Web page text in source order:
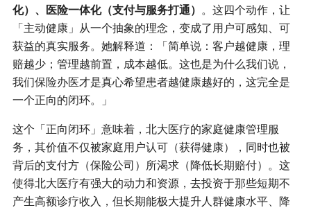
化）、医险一体化（支付与服务打通） 。这四个动作，让
「主动健康」从一个抽象的理念，变成了用户可感知、可
获益的真实服务。她解释道：「简单说：客户越健康，理
赔越少；管理越前置，成本越低。这也是为什么我们说，
我们保险办医才是真心希望患者越健康越好的，这完全是
一个正向的闭环。」
这个「正向闭环」意味着，北大医疗的家庭健康管理服
务，其价值不仅被家庭用户认可（获得健康），同时也被
背后的支付方（保险公司）所渴求（降低长期赔付）。这
使得北大医疗有强大的动力和资源，去投资于那些短期不
产生高额诊疗收入，但长期能极大提升人群健康水平、降